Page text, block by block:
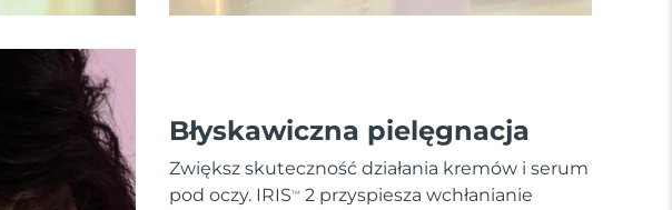
Błyskawiczna pielęgnacja
Zwiększ skuteczność działania kremów i serum
pod oczy. IRISTM
2 przyspiesza wchłanianie